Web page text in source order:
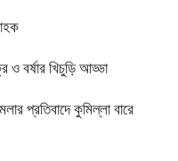
ও বর্ষার খিচুড়ি আড্ডা
প্রতিবাদে কুমিল্লা বারে